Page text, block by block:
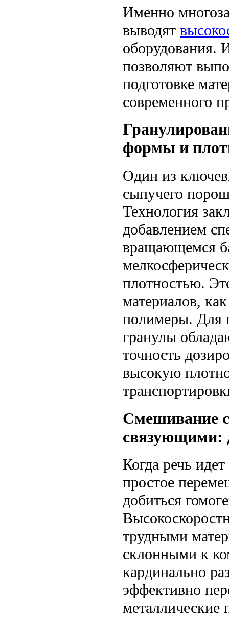
Именно
выводят
оборудования.
позволяют
подготовке
современного
формы и
Один из
сыпучего
Технология
добавлением
вращающемся
плотностью.
материалов,
полимеры. Для
гранулы
точность
высокую
Смешивание
связующими:
Когда речь
простое
добиться
трудными
склонными к
кардинально
эффективно